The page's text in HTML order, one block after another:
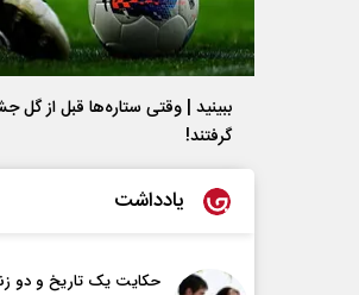
ببینید | وقتی ستاره‌ها قبل از گل
گرفتند!
یادداشت
حکایت یک تاریخ و دو زندگی